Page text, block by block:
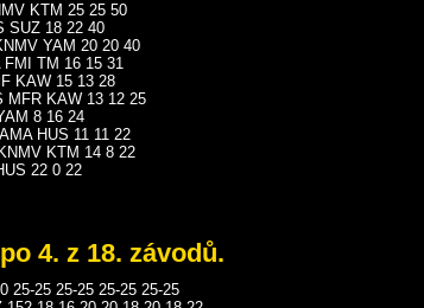
KTM 25 25 50
SUZ 18 22 40
YAM 20 20 40
FMI TM 16 15 31
KAW 15 13 28
MFR KAW 13 12 25
8 16 24
HUS 11 11 22
KTM 14 8 22
22 0 22
4. z 18. závodů.
25-25 25-25 25-25 25-25